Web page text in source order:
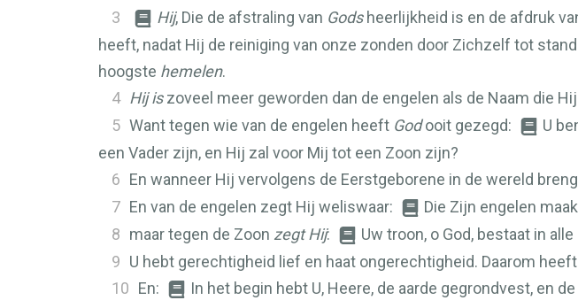
3
Hij, Die de afstraling van Godsheerlijkheid is en de afdruk
heeft, nadat Hij de reiniging van onze zonden door Zichzelf tot
hoogste hemelen.
4 Hij iszoveel meer geworden dan de engelen als de Naam die
5 Want tegen wie van de engelen heeft Godooit gezegd: U
een Vader zijn, en Hij zal voor Mij tot een Zoon zijn?
6 En wanneer Hij vervolgens de Eerstgeborene in de wereld
7 En van de engelen zegt Hij weliswaar:
Die Zijn engelen
8 maar tegen de Zoon zegt Hij:
Uw troon, o God, bestaat in
9 U hebt gerechtigheid lief en haat ongerechtigheid. Daarom
10 En:
In het begin hebt U, Heere, de aarde gegrondvest, en